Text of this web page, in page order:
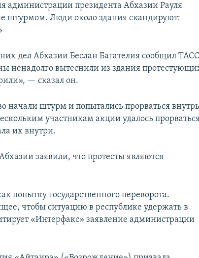
администрации президента Абхазии Рауля
штурмом. Люди около здания скандируют:
дел Абхазии Беслан Багателия сообщил
ненадолго вытеснили из здания
— сказал он.
начали штурм и попытались прорваться внутрь
участникам акции удалось
их внутри.
заявили, что протесты являются
попытку государственного переворота.
чтобы ситуацию в республике удержать в
«Интерфакс» заявление администрации